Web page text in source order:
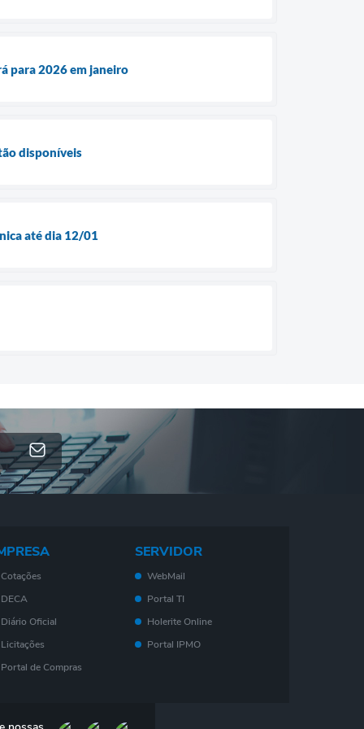
para 2026 em janeiro
disponíveis
até dia 12/01
Cotações
DECA
Diário Oficial
Licitações
Portal de Compras
Eletrônica - NF- e
SERVIDOR
WebMail
Portal TI
Holerite Online
Portal IPMO